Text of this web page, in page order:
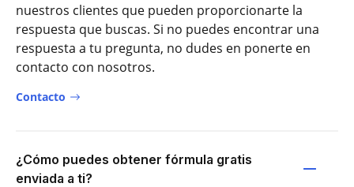
nuestros clientes que pueden proporcionarte la
respuesta que buscas. Si no puedes encontrar una
respuesta a tu pregunta, no dudes en ponerte en
contacto con nosotros.
Contacto
¿Cómo puedes obtener fórmula gratis
enviada a ti?